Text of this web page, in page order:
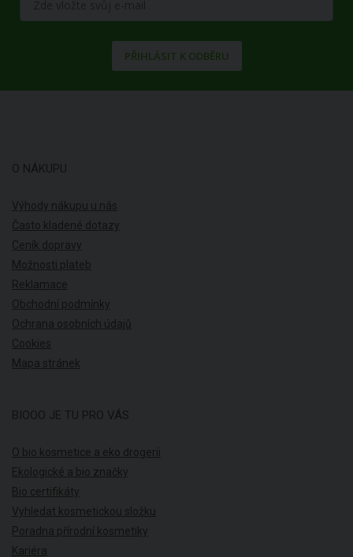
PŘIHLÁSIT K ODBĚRU
O NÁKUPU
Výhody nákupu u nás
Často kladené dotazy
Ceník dopravy
Možnosti plateb
Reklamace
Obchodní podmínky
Ochrana osobních údajů
Cookies
Mapa stránek
BIOOO JE TU PRO VÁS
O bio kosmetice a eko drogerii
Ekologické a bio značky
Bio certifikáty
Vyhledat kosmetickou složku
Poradna přírodní kosmetiky
Kariéra